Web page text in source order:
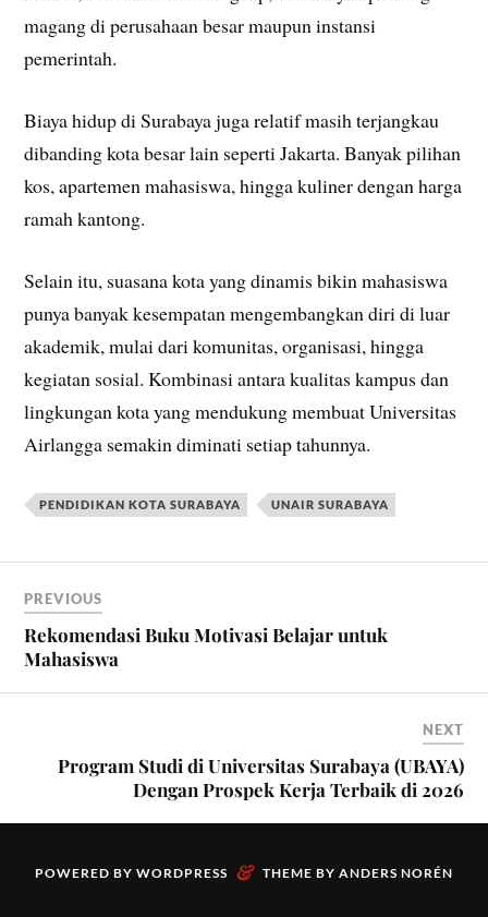
magang di perusahaan besar maupun instansi
pemerintah.
Biaya hidup di Surabaya juga relatif masih terjangkau
dibanding kota besar lain seperti Jakarta. Banyak pilihan
kos, apartemen mahasiswa, hingga kuliner dengan harga
ramah kantong.
Selain itu, suasana kota yang dinamis bikin mahasiswa
punya banyak kesempatan mengembangkan diri di luar
akademik, mulai dari komunitas, organisasi, hingga
kegiatan sosial. Kombinasi antara kualitas kampus dan
lingkungan kota yang mendukung membuat Universitas
Airlangga semakin diminati setiap tahunnya.
PENDIDIKAN KOTA SURABAYA UNAIR SURABAYA
PREVIOUS
Rekomendasi Buku Motivasi Belajar untuk
Mahasiswa
NEXT
Program Studi di Universitas Surabaya (UBAYA)
Dengan Prospek Kerja Terbaik di 2026
POWERED BY WORDPRESS & THEME BY ANDERS NORÉN